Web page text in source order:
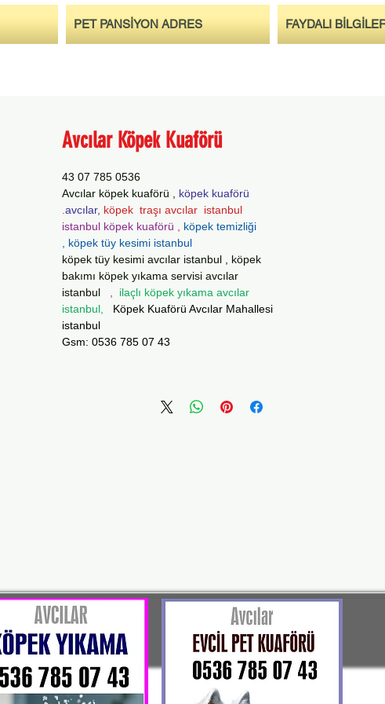
PET PANSİYON ADRES FAYDALI
Avcılar Köpek Kuaförü
0536 785 07 43
Avcılar köpek kuaförü ,
köpek kuaförü
avcılar, köpek traşı avcılar istanbul.
istanbul köpek kuaförü
köpek temizliği
köpek tüy kesimi istanbul ,
köpek tüy kesimi avcılar istanbul , köpek
bakımı köpek yıkama servisi avcılar
istanbul
ilaçlı köpek yıkama avcılar
istanbul, Köpek Kuaförü Avcılar Mahallesi
istanbul
Gsm: 0536 785 07 43